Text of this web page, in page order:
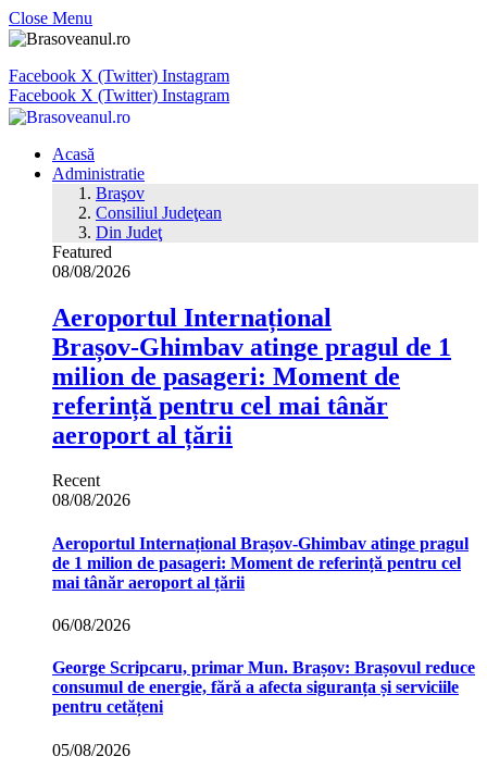
Close Menu
Facebook X (Twitter) Instagram
Facebook X (Twitter) Instagram
Acasă
Administratie
Braşov
Consiliul Judeţean
Din Judeţ
Featured
08/08/2026
Aeroportul Internațional
Brașov‑Ghimbav atinge pragul de 1
milion de pasageri: Moment de
referință pentru cel mai tânăr
aeroport al țării
Recent
08/08/2026
Aeroportul Internațional Brașov‑Ghimbav atinge pragul
de 1 milion de pasageri: Moment de referință pentru cel
mai tânăr aeroport al țării
06/08/2026
George Scripcaru, primar Mun. Brașov: Brașovul reduce
consumul de energie, fără a afecta siguranța și serviciile
pentru cetățeni
05/08/2026